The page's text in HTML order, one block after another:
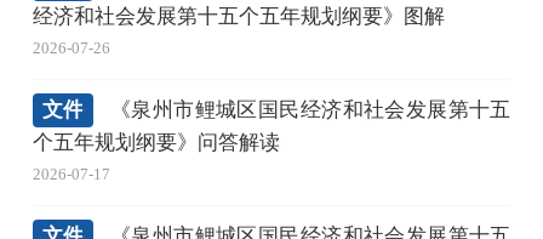
经济和社会发展第十五个五年规划纲要》图解
2026-07-26
文件
《泉州市鲤城区国民经济和社会发展第十五
个五年规划纲要》问答解读
2026-07-17